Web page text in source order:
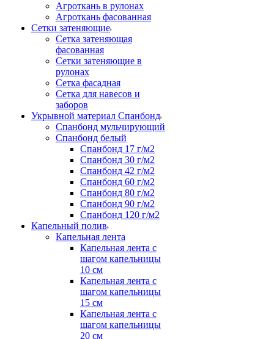
Агроткань в рулонах
Агроткань фасованная
Сетки затеняющие
Сетка затеняющая
фасованная
Сетки затеняющие в
рулонах
Сетка фасадная
Сетка для навесов и
заборов
Укрывной материал Спанбонд
Спанбонд мульчирующий
Спанбонд белый
Спанбонд 17 г/м2
Спанбонд 30 г/м2
Спанбонд 42 г/м2
Спанбонд 60 г/м2
Спанбонд 80 г/м2
Спанбонд 90 г/м2
Спанбонд 120 г/м2
Капельный полив
Капельная лента
Капельная лента с
шагом капельницы
10 см
Капельная лента с
шагом капельницы
15 см
Капельная лента с
шагом капельницы
20 см